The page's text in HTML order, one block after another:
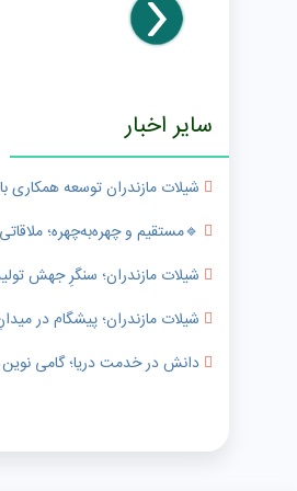
سایر اخبار
شیلات مازندران توسعه
🔹️مستقیم و چهره‌به‌چهره؛
شیلات مازندران؛ سنگرِ جهش
شیلات مازندران؛ پیشگام در
دانش در خدمت دریا؛ گامی نوین